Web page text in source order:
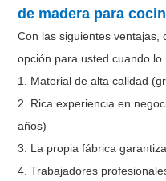
de madera para
Con las siguientes ventajas,
opción para usted cuando lo
1. Material de alta calidad
2. Rica experiencia en
años)
3. La propia fábrica
4. Trabajadores